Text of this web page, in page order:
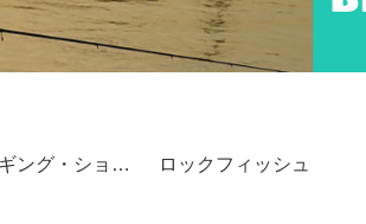
ショアジギング・ショアキャスティング ロックフィッシュ